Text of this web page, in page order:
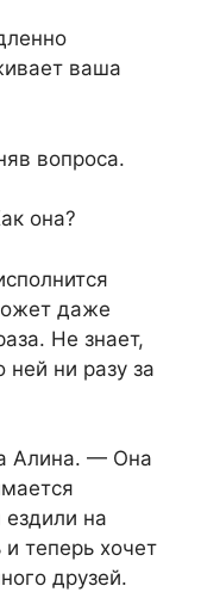
ваша
вопроса.
она?
даже
Не знает,
ней ни разу за
Алина. — Она
на
теперь хочет
друзей.